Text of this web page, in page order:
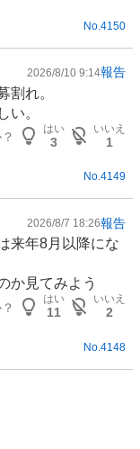
No. 4150
2026/8/10 9:14報告
割れ。
い。
はい
3
いいえ
1
No.4149
2026/8/7 18:26報告
来年8月以降にな
か見てみよう
はい
11
いいえ
2
No. 4148